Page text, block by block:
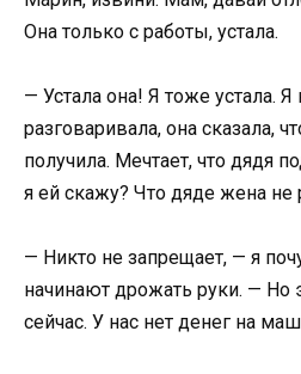
Она только с работы, устала.
— Устала она! Я тоже устала. Я
разговаривала, она сказала,
получила. Мечтает, что дядя
я ей скажу? Что дяде жена не
— Никто не запрещает, — я
начинают дрожать руки. — Но
сейчас. У нас нет денег на